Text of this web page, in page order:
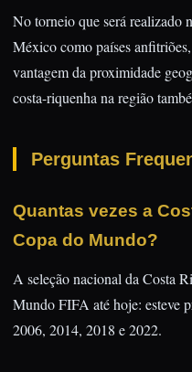
No torneio que será realizado
México como países
vantagem da proximidade
costa-riquenha na região
Perguntas
Quantas vezes a
Copa do Mundo?
A seleção nacional da Costa
Mundo FIFA até hoje: esteve
2006, 2014, 2018 e 2022.